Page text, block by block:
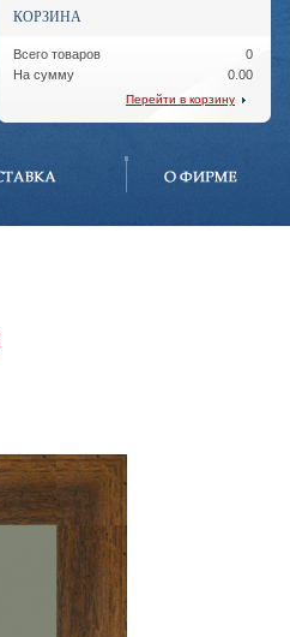
КОРЗИНА
Всего товаров
На сумму
0
0.00
Перейти в корзину